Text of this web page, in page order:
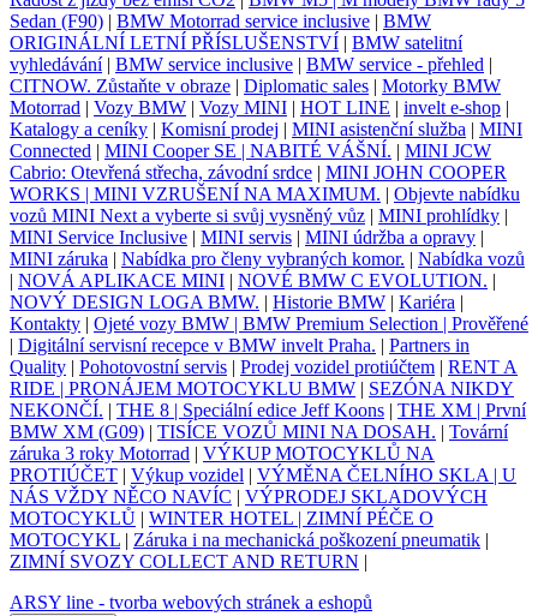
Sedan (F90) | BMW Motorrad service inclusive | BMW
ORIGINÁLNÍ LETNÍ PŘÍSLUŠENSTVÍ | BMW satelitní
vyhledávání| BMW service inclusive | BMW service - přehled |
CITNOW. Zůstaňte v obraze | Diplomatic sales | Motorky BMW
Motorrad | Vozy BMW | Vozy MINI | HOT LINE | invelt e-shop |
Katalogy a ceníky | Komisní prodej | MINI asistenční služba | MINI
Connected | MINI Cooper SE | NABITÉ VÁŠNÍ. | MINI JCW
Cabrio: Otevřená střecha, závodní srdce | MINI JOHN COOPER
WORKS | MINI VZRUŠENÍ NA MAXIMUM. | Objevte nabídku
vozů MINI Next a vyberte si svůj vysněný vůz | MINI prohlídky |
MINI Service Inclusive | MINI servis | MINI údržba a opravy |
MINI záruka | Nabídka pro členy vybraných komor. | Nabídka vozů
| NOVÁ APLIKACE MINI | NOVÉ BMW C EVOLUTION. |
NOVÝ DESIGN LOGA BMW. | Historie BMW | Kariéra |
Kontakty | Ojeté vozy BMW | BMW Premium Selection | Prověřené
| Digitální servisní recepce v BMW invelt Praha. | Partners in
Quality | Pohotovostní servis | Prodej vozidel protiúčtem | RENT A
RIDE | PRONÁJEM MOTOCYKLU BMW | SEZÓNA NIKDY
NEKONČÍ. | THE 8 | Speciální edice Jeff Koons | THE XM | První
BMW XM (G09) | TISÍCE VOZŮ MINI NA DOSAH. | Tovární
záruka 3 roky Motorrad | VÝKUP MOTOCYKLŮ NA
PROTIÚČET | Výkup vozidel | VÝMĚNA ČELNÍHO SKLA | U
NÁS VŽDY NĚCO NAVÍC | VÝPRODEJ SKLADOVÝCH
MOTOCYKLŮ | WINTER HOTEL | ZIMNÍ PÉČE O
MOTOCYKL | Záruka i na mechanická poškození pneumatik |
ZIMNÍ SVOZY COLLECT AND RETURN |
ARSY line - tvorba webových stránek a eshopů